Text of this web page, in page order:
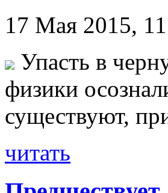
17 Мая 2015,
Упасть в
физики
существуют,
читать